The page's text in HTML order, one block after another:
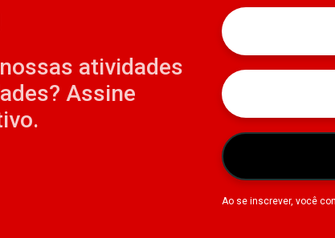
atividades
Assine
Ao se inscrever, você